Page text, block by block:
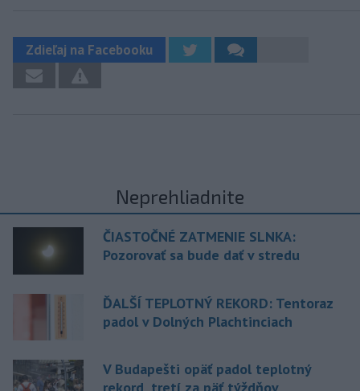
Zdieľaj na Facebooku
Neprehliadnite
ČIASTOČNÉ ZATMENIE SLNKA:
Pozorovať sa bude dať v stredu
ĎALŠÍ TEPLOTNÝ REKORD: Tentoraz
padol v Dolných Plachtinciach
V Budapešti opäť padol teplotný